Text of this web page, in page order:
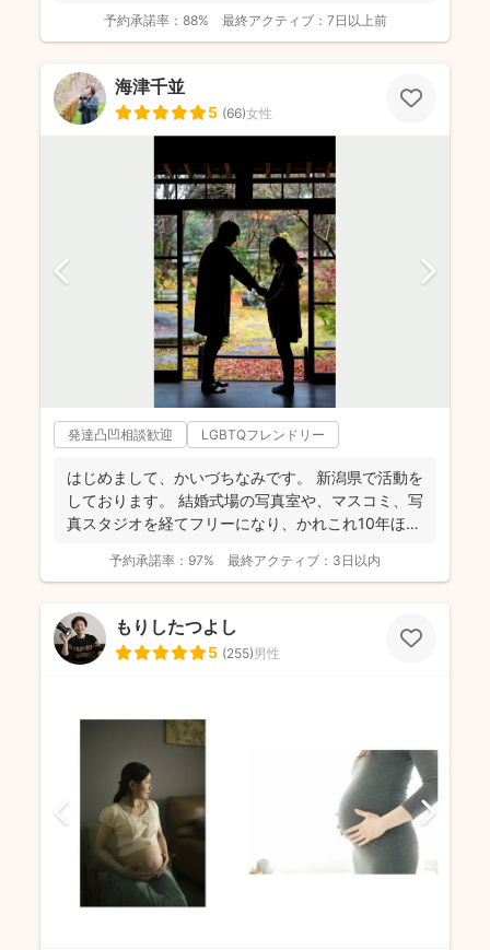
予約承諾率： 88% 最終アクティブ： 7日以上前
海津千並
5 (66)女性
発達凸凹相談歓迎 LGBTQフレンドリー
はじめまして、かいづちなみです。 新潟県で活動を
しております。 結婚式場の写真室や、マスコミ、写
真スタジオを経てフリーになり、かれこれ10年ほど
予約承諾率： 97% 最終アクティブ： 3日以内
もりしたつよし
5 (255)男性